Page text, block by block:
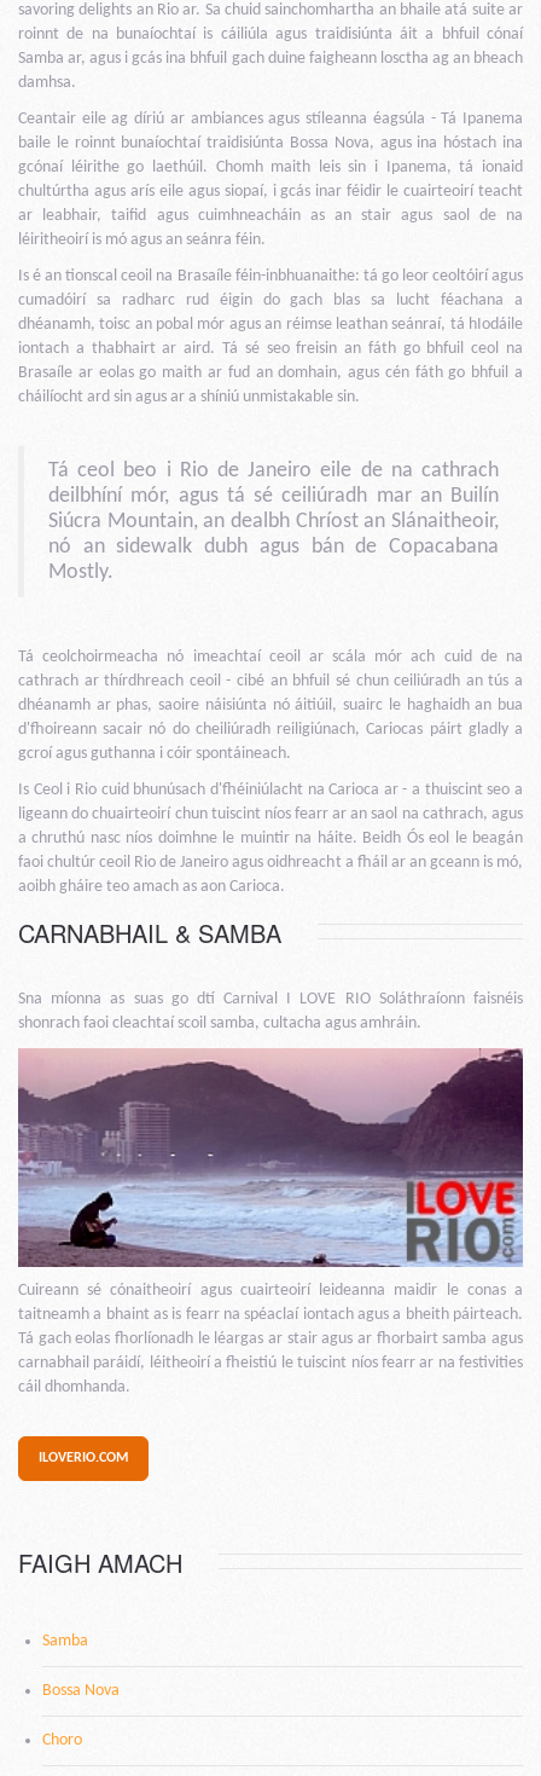
savoring delights an Rio ar. Sa chuid sainchomhartha an bhaile atá suite ar
roinnt de na bunaíochtaí is cáiliúla agus traidisiúnta áit a bhfuil cónaí
Samba ar, agus i gcás ina bhfuil gach duine faigheann losctha ag an bheach
damhsa.
Ceantair eile ag díriú ar ambiances agus stíleanna éagsúla - Tá Ipanema
baile le roinnt bunaíochtaí traidisiúnta Bossa Nova, agus ina hóstach ina
gcónaí léirithe go laethúil. Chomh maith leis sin i Ipanema, tá ionaid
chultúrtha agus arís eile agus siopaí, i gcás inar féidir le cuairteoirí teacht
ar leabhair, taifid agus cuimhneacháin as an stair agus saol de na
léiritheoirí is mó agus an seánra féin.
Is é an tionscal ceoil na Brasaíle féin-inbhuanaithe: tá go leor ceoltóirí agus
cumadóirí sa radharc rud éigin do gach blas sa lucht féachana a
dhéanamh, toisc an pobal mór agus an réimse leathan seánraí, tá hIodáile
iontach a thabhairt ar aird. Tá sé seo freisin an fáth go bhfuil ceol na
Brasaíle ar eolas go maith ar fud an domhain, agus cén fáth go bhfuil a
cháilíocht ard sin agus ar a shíniú unmistakable sin.
Tá ceol beo i Rio de Janeiro eile de na cathrach
deilbhíní mór, agus tá sé ceiliúradh mar an Builín
Siúcra Mountain, an dealbh Chríost an Slánaitheoir,
nó an sidewalk dubh agus bán de Copacabana
Mostly.
Tá ceolchoirmeacha nó imeachtaí ceoil ar scála mór ach cuid de na
cathrach ar thírdhreach ceoil - cibé an bhfuil sé chun ceiliúradh an tús a
dhéanamh ar phas, saoire náisiúnta nó áitiúil, suairc le haghaidh an bua
d'fhoireann sacair nó do cheiliúradh reiligiúnach, Cariocas páirt gladly a
gcroí agus guthanna i cóir spontáineach.
Is Ceol i Rio cuid bhunúsach d'fhéiniúlacht na Carioca ar - a thuiscint seo a
ligeann do chuairteoirí chun tuiscint níos fearr ar an saol na cathrach, agus
a chruthú nasc níos doimhne le muintir na háite. Beidh Ós eol le beagán
faoi chultúr ceoil Rio de Janeiro agus oidhreacht a fháil ar an gceann is mó,
aoibh gháire teo amach as aon Carioca.
CARNABHAIL & SAMBA
Sna míonna as suas go dtí Carnival I LOVE RIO Soláthraíonn faisnéis
shonrach faoi cleachtaí scoil samba, cultacha agus amhráin.
Cuireann sé cónaitheoirí agus cuairteoirí leideanna maidir le conas a
taitneamh a bhaint as is fearr na spéaclaí iontach agus a bheith páirteach.
Tá gach eolas fhorlíonadh le léargas ar stair agus ar fhorbairt samba agus
carnabhail paráidí, léitheoirí a fheistiú le tuiscint níos fearr ar na festivities
cáil dhomhanda.
ILOVERIO.COM
FAIGH AMACH
Samba
Bossa Nova
Choro